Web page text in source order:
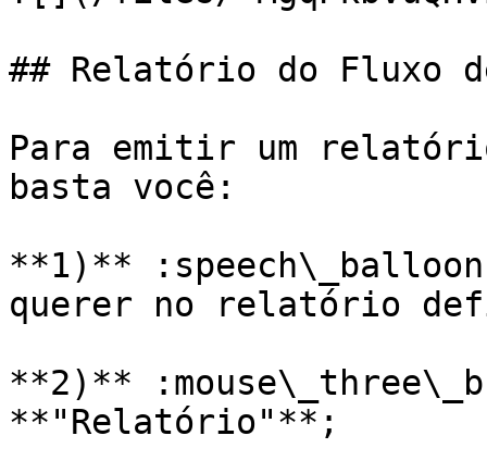
## Relatório do Fluxo
Para emitir um
basta você:
**1)**
querer no relatório
**2)**
**"Relatório"**;